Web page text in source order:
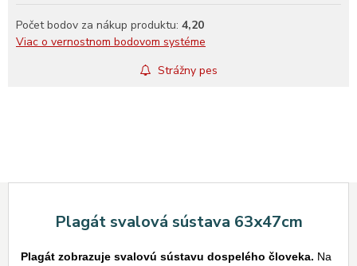
Počet bodov za nákup produktu: 4,20
Viac o vernostnom bodovom systéme
Strážny pes
Plagát svalová sústava 63x47cm
Plagát zobrazuje svalovú sústavu dospelého človeka. Na